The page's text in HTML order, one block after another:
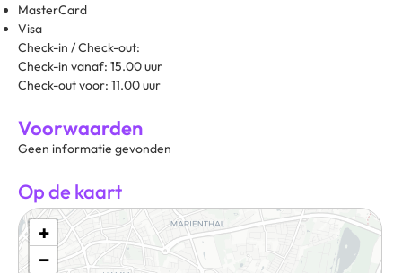
MasterCard
Visa
Check-in / Check-out:
Check-in vanaf: 15.00 uur
Check-out voor: 11.00 uur
Voorwaarden
Geen informatie gevonden
Op de kaart
+
−